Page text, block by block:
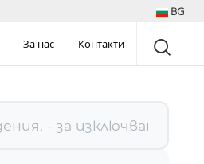
BG
За нас Контакти